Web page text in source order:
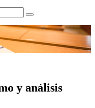
y análisis